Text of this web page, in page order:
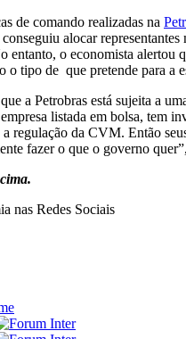
de comando realizadas na
alocar representantes
entanto, o economista alertou
o tipo de que pretende para a
a Petrobras está sujeita a
listada em bolsa, tem
regulação da CVM. Então
fazer o que o governo
nas Redes Sociais